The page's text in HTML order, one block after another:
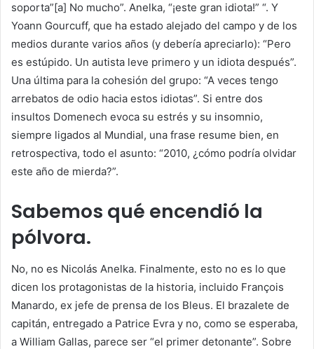
soporta”[a] No mucho”. Anelka, “¡este gran idiota!” “. Y
Yoann Gourcuff, que ha estado alejado del campo y de los
medios durante varios años (y debería apreciarlo): “Pero
es estúpido. Un autista leve primero y un idiota después”.
Una última para la cohesión del grupo: “A veces tengo
arrebatos de odio hacia estos idiotas”. Si entre dos
insultos Domenech evoca su estrés y su insomnio,
siempre ligados al Mundial, una frase resume bien, en
retrospectiva, todo el asunto: “2010, ¿cómo podría olvidar
este año de mierda?”.
Sabemos qué encendió la
pólvora.
No, no es Nicolás Anelka. Finalmente, esto no es lo que
dicen los protagonistas de la historia, incluido François
Manardo, ex jefe de prensa de los Bleus. El brazalete de
capitán, entregado a Patrice Evra y no, como se esperaba,
a William Gallas, parece ser “el primer detonante”. Sobre